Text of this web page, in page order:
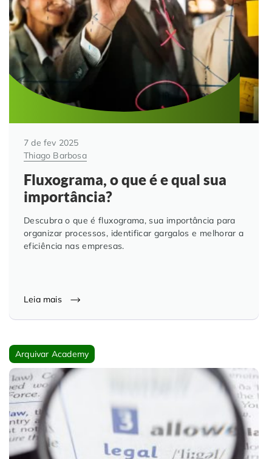
Automação de Processos
Educação Corporativa
Gerenciamento de NF-e
Adequação à LGPD
Assinatura Digital
Auditoria de Processos
Transformação Digital
Gestão do Departamento Pessoal
Guarda de Documentos
Consultoria Documental
Hospitais e Clínicas
Instituições de Ensino
Departamento Pessoal
Departamento Financeiro
Cooperativas
Cases de Sucesso
Nossas Unidades
Blog
Trabalhe Conosco
O QUE NOS DIFERENCIA? DESCUBRA
7 de fev 2025
Thiago Barbosa
Fluxograma, o que é e qual sua
importância?
Descubra o que é fluxograma, sua importância para
organizar processos, identificar gargalos e melhorar a
eficiência nas empresas.
Leia mais
Arquivar Academy